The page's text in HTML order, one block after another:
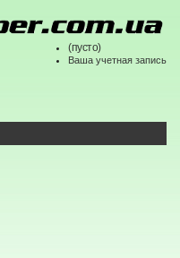
(пусто)
Ваша учетная запись